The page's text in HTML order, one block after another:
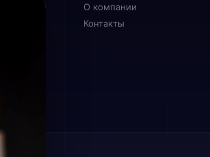
О компании
Контакты